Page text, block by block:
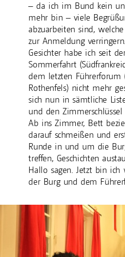
– da ich im Bund kein
mehr bin – viele
abzuarbeiten sind,
zur Anmeldung
Gesichter habe ich seit
Sommerfahrt
dem letzten Führerforum
Rothenfels) nicht mehr
sich nun in sämtliche
und den
Ab ins Zimmer, Bett
darauf schmeißen und
Runde in und um die
treffen, Geschichten
Hallo sagen. Jetzt bin ich
der Burg und dem